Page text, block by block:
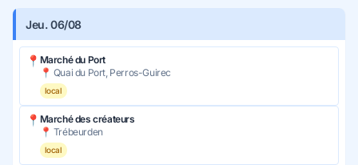
Jeu. 06/08
📍 Marché du Port
📍 Quai du Port, Perros-Guirec
local
📍 Marché des créateurs
📍 Trébeurden
local